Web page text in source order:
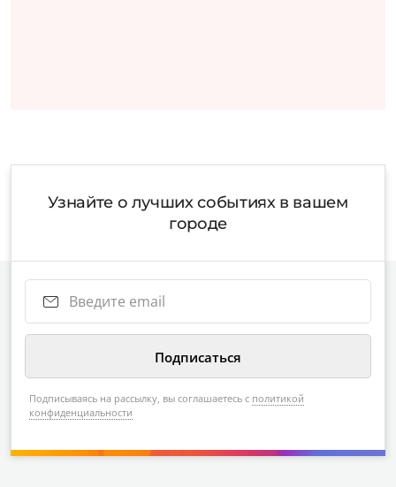
Узнайте о лучших событиях в вашем
городе
Подписываясь на рассылку, вы соглашаетесь с политикой
конфиденциальности